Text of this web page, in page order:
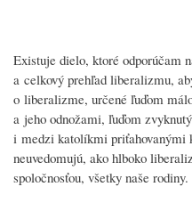
Existuje dielo, ktoré odporúčam
a celkový prehľad liberalizmu,
o liberalizme, určené ľuďom
a jeho odnožami, ľuďom
i medzi katolíkmi priťahovanými
neuvedomujú, ako hlboko
spoločnosťou, všetky naše rodiny.